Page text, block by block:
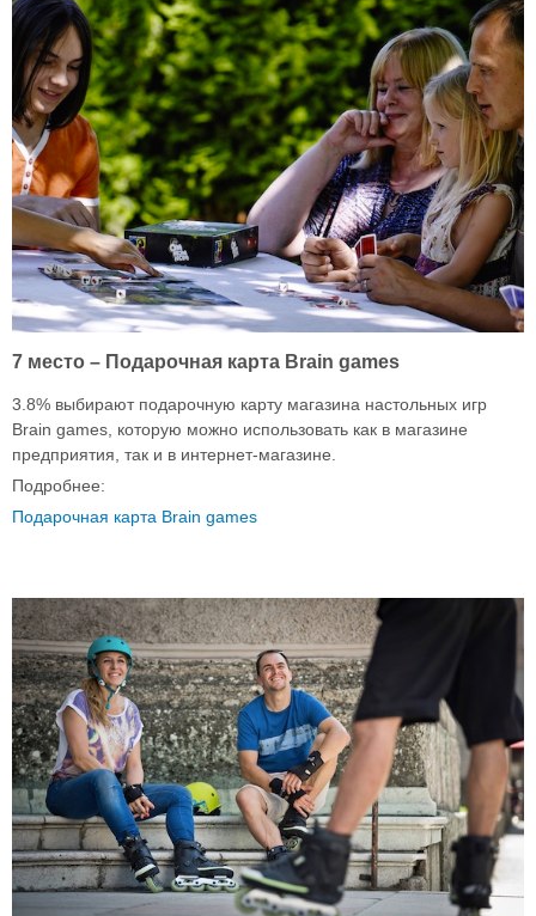
7 место – Подарочная карта Brain games
3.8% выбирают подарочную карту магазина настольных игр
Brain games, которую можно использовать как в магазине
предприятия, так и в интернет-магазине.
Подробнее:
Подарочная карта Brain games